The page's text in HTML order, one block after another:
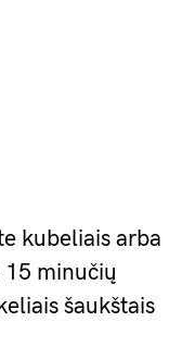
kubeliais arba
minučių
šaukštais